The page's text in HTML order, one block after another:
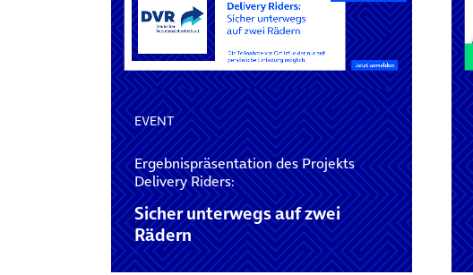
EVENT
Ergebnispräsentation des Projekts
Delivery Riders:
Sicher unterwegs auf zwei
Rädern